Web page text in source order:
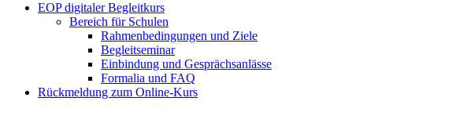
EOP digitaler Begleitkurs
Bereich für Schulen
Rahmenbedingungen und Ziele
Begleitseminar
Einbindung und Gesprächsanlässe
Formalia und FAQ
Rückmeldung zum Online-Kurs